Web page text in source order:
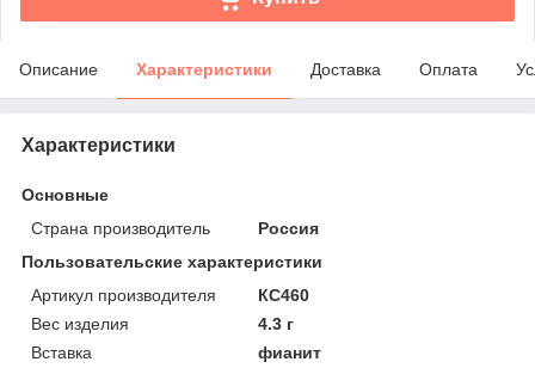
Описание Характеристики Доставка Оплата
Характеристики
Основные
Страна производитель
Россия
Пользовательские характеристики
Артикул производителя
КС460
Вес изделия
4.3 г
Вставка
фианит